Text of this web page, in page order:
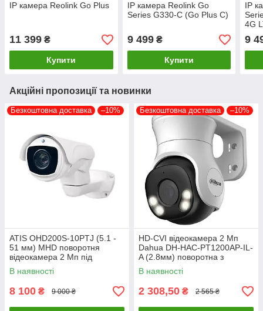
IP камера Reolink Go Plus
11 399 ₴
Купити
IP камера Reolink Go
Series G330-С (Go Plus C)
9 499₴
Купити
IP
4G
9
Акційні пропозиції та новинки
Безкоштовна доставка –10%
ATIS OHD200S-10PTJ (5.1 -
51 мм) MHD поворотня
відеокамера 2 Мп під
відеореєстратор
В наявності
8 100 ₴ 9 000 ₴
Безкоштовна доставка –10%
HD-CVI відеокамера 2 Мп
Dahua DH-HAC-PT1200AP-IL-
A (2.8мм) поворотна з
подвійним підсвічуванням
для системи
В наявності
2 308,50 ₴ 2 565 ₴